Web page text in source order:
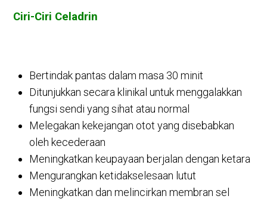
Ciri-Ciri Celadrin
Bertindak pantas dalam masa 30 minit
Ditunjukkan secara klinikal untuk menggalakkan
fungsi sendi yang sihat atau normal
Melegakan kekejangan otot yang disebabkan
oleh kecederaan
Meningkatkan keupayaan berjalan dengan ketara
Mengurangkan ketidakselesaan lutut
Meningkatkan dan melincirkan membran sel